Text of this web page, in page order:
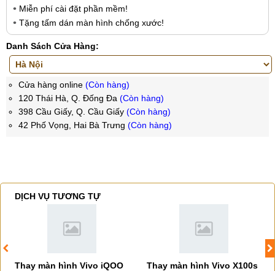
Miễn phí cài đặt phần mềm!
Tặng tấm dán màn hình chống xước!
Danh Sách Cửa Hàng:
Cửa hàng online (Còn hàng)
120 Thái Hà, Q. Đống Đa (Còn hàng)
398 Cầu Giấy, Q. Cầu Giấy (Còn hàng)
42 Phố Vọng, Hai Bà Trưng (Còn hàng)
DỊCH VỤ TƯƠNG TỰ
Thay màn hình Vivo iQOO
Thay màn hình Vivo X100s